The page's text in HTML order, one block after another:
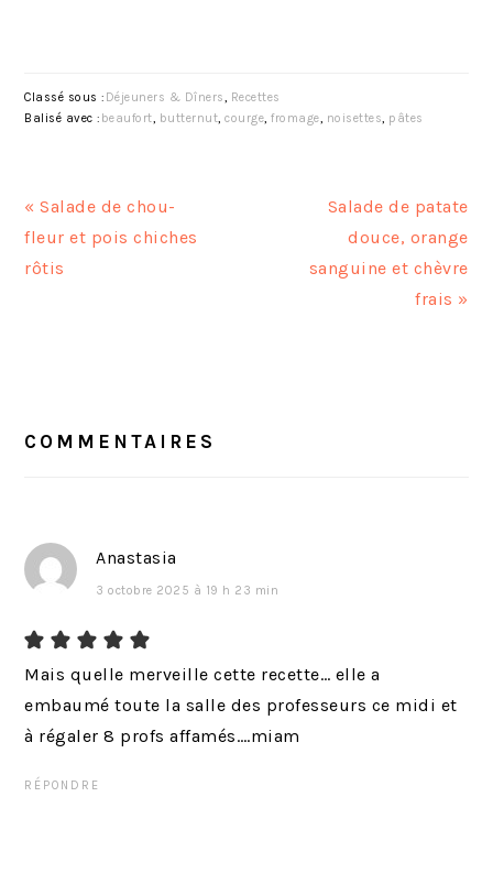
Classé sous : Déjeuners & Dîners, Recettes
Balisé avec : beaufort, butternut,courge,fromage, noisettes, pâtes
A
r
t
r
d
n
t
:
« Salade de chou-
fleur et pois chiches
rôtis
A
t
Salade de patate
douce, orange
sanguine et chèvre
frais »
LECTEUR
COMMENTAIRES
Anastasia
3 octobre 2025 à 19 h 23 min
Mais quelle merveille cette recette… elle a
embaumé toute la salle des professeurs ce midi et
à régaler 8 profs affamés….miam
RÉPONDRE